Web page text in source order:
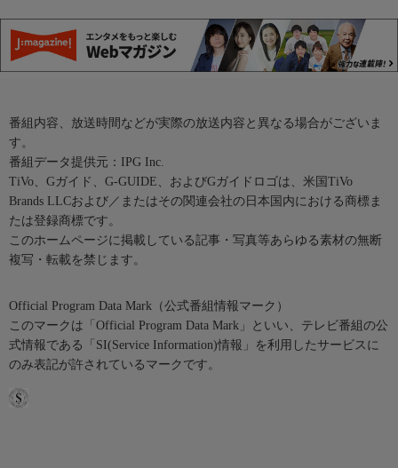
番組内容、放送時間などが実際の放送内容と異なる場合がございま
す。
番組データ提供元：IPG Inc.
TiVo、Gガイド、G-GUIDE、およびGガイドロゴは、米国TiVo
Brands LLCおよび／またはその関連会社の日本国内における商標ま
たは登録商標です。
このホームページに掲載している記事・写真等あらゆる素材の無断
複写・転載を禁じます。
Official Program Data Mark（公式番組情報マーク）
このマークは「Official Program Data Mark」といい、テレビ番組の公
式情報である「SI(Service Information)情報」を利用したサービスに
のみ表記が許されているマークです。